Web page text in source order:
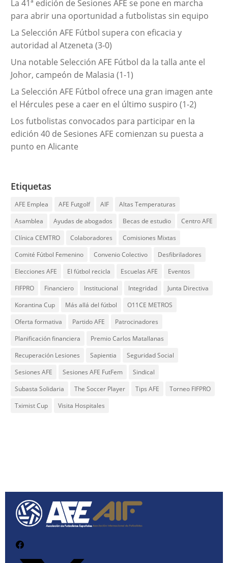
a
s
La 41ª edición de Sesiones AFE se pone en marcha
para abrir una oportunidad a futbolistas sin equipo
La Selección AFE Fútbol supera con eficacia y
autoridad al Atzeneta (3-0)
Una notable Selección AFE Fútbol da la talla ante el
Johor, campeón de Malasia (1-1)
La Selección AFE Fútbol ofrece una gran imagen ante
el Hércules pese a caer en el último suspiro (1-2)
Los futbolistas convocados para participar en la
edición 40 de Sesiones AFE comienzan su puesta a
punto en Alicante
Etiquetas
AFE Emplea AFE Futgolf AIF
Altas Temperaturas
Asamblea
Ayudas de abogados Becas de estudio
Centro AFE
Clínica CEMTRO
Colaboradores
Comisiones Mixtas
Comité Fútbol Femenino
Convenio Colectivo
Desfibriladores
Elecciones AFE
El fútbol recicla Escuelas AFE
Eventos
FIFPRO
Financiero Institucional Integridad
Junta Directiva
Korantina Cup
Más allá del fútbol
O11CE METROS
Oferta formativa
Partido AFE
Patrocinadores
Planificación financiera
Premio Carlos Matallanas
Recuperación Lesiones
Sapientia
Seguridad Social
Sesiones AFE
Sesiones AFE FutFem
Sindical
Subasta Solidaria
The Soccer Player Tips AFE
Torneo FIFPRO
Tximist Cup
Visita Hospitales